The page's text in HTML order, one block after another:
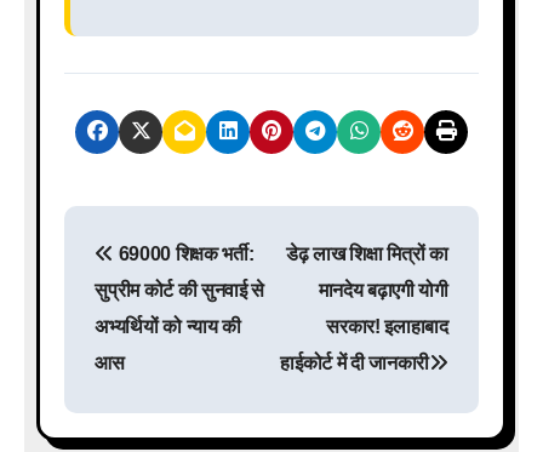
n
69000 शिक्षक भर्ती:
सुप्रीम कोर्ट की सुनवाई से
अभ्यर्थियों को न्याय की
आस
डेढ़ लाख शिक्षा मित्रों का
मानदेय बढ़ाएगी योगी
सरकार! इलाहाबाद
हाईकोर्ट में दी जानकारी